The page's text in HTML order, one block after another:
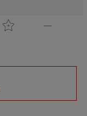
—